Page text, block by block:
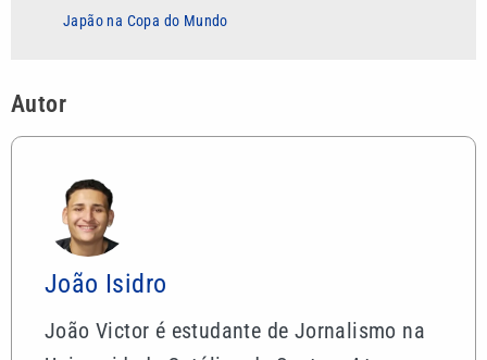
Japão na Copa do Mundo
Autor
João Isidro
João Victor é estudante de Jornalismo na